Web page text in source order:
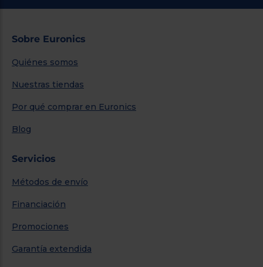
Sobre Euronics
Quiénes somos
Nuestras tiendas
Por qué comprar en Euronics
Blog
Servicios
Métodos de envío
Financiación
Promociones
Garantía extendida